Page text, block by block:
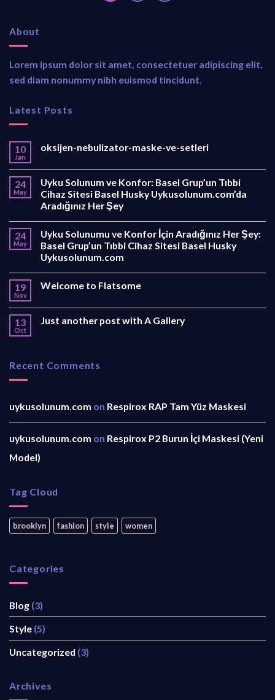
About
Lorem ipsum dolor sit amet, consectetuer adipiscing elit,
sed diam nonummy nibh euismod tincidunt.
Latest Posts
10
Jan
oksijen-nebulizator-maske-ve-setleri
24
May
Uyku Solunum ve Konfor: Basel Grup’un Tıbbi
Cihaz Sitesi Basel Husky Uykusolunum.com’da
Aradığınız Her Şey
24
May
Uyku Solunumu ve Konfor İçin Aradığınız Her Şey:
Basel Grup’un Tıbbi Cihaz Sitesi Basel Husky
Uykusolunum.com
19
Nov
Welcome to Flatsome
13
Oct
Just another post with A Gallery
Recent Comments
uykusolunum.com on Respirox RAP Tam Yüz Maskesi
uykusolunum.com on Respirox P2 Burun İçi Maskesi (Yeni
Model)
Tag Cloud
brooklyn fashion style women
Categories
Blog (3)
Style (5)
Uncategorized (3)
Archives